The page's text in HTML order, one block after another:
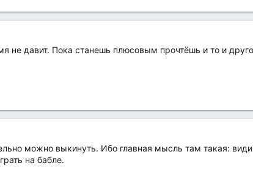
не давит. Пока станешь плюсовым прочтёшь и то и
можно выкинуть. Ибо главная мысль там такая:
на бабле.